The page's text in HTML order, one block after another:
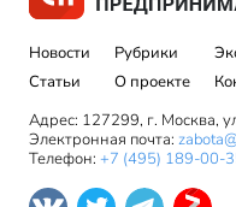
Новости
Статьи
Рубрики
О проекте
Адрес: 127299, г. Москва,
Электронная почта:
Телефон: +7 (495) 189-00-